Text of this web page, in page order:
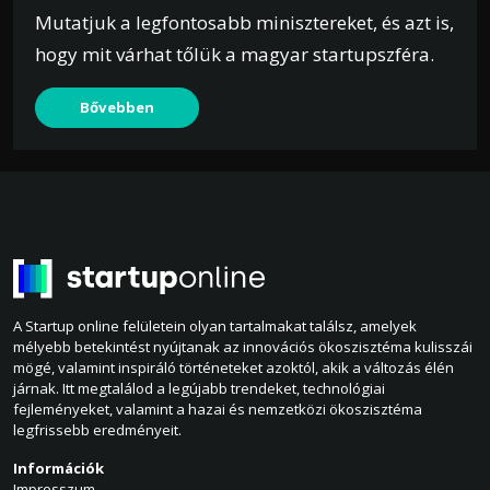
Mutatjuk a legfontosabb minisztereket, és azt is,
hogy mit várhat tőlük a magyar startupszféra.
Bővebben
A Startup online felületein olyan tartalmakat találsz, amelyek
mélyebb betekintést nyújtanak az innovációs ökoszisztéma kulisszái
mögé, valamint inspiráló történeteket azoktól, akik a változás élén
járnak. Itt megtalálod a legújabb trendeket, technológiai
fejleményeket, valamint a hazai és nemzetközi ökoszisztéma
legfrissebb eredményeit.
Információk